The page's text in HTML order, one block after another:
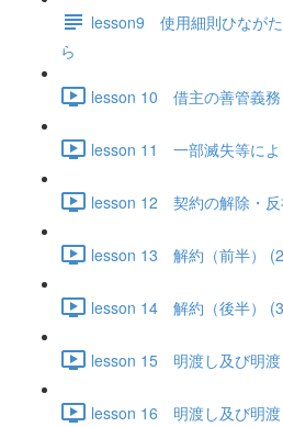
lesson9 使用細則ひなが
ら
lesson 10 借主の善管義
lesson 11 一部滅失等に
lesson 12 契約の解除・
lesson 13 解約（前半）
lesson 14 解約（後半）
lesson 15 明渡し及び明
lesson 16 明渡し及び明